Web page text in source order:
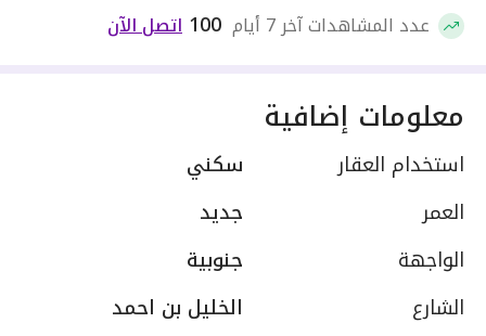
عدد المشاهدات آخر 7 أيام 100 اتصل الآن
معلومات إضافية
استخدام العقار
سكني
العمر
جديد
الواجهة
جنوبية
الشارع
الخليل بن احمد